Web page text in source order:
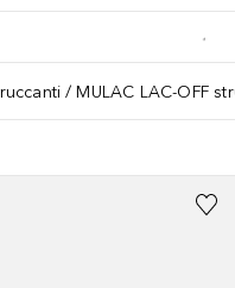
MULAC LAC-OFF